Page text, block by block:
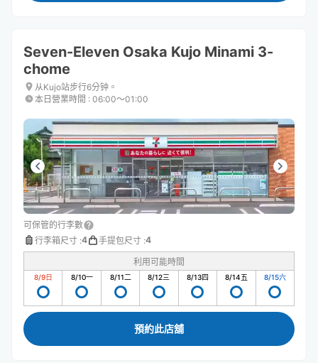
Seven-Eleven Osaka Kujo Minami 3-
chome
从Kujo站步行6分钟。
本日營業時間 : 06:00〜01:00
可保管的行李數
行李箱尺寸 :4 手提包尺寸 :4
利用可能時間
8/9日 8/10一 8/11二 8/12三 8/13四 8/14五 8/15六
預約此店舖